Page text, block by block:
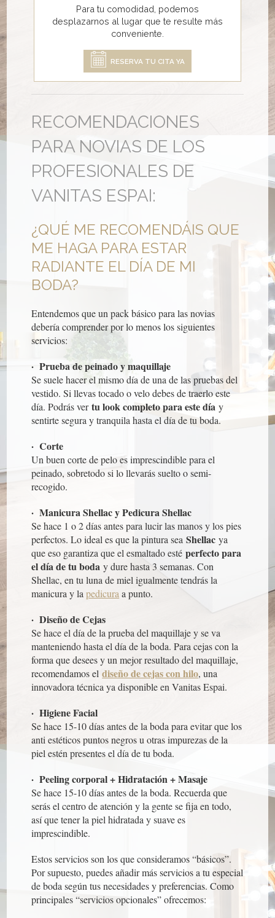
Para tu comodidad, podemos
desplazarnos al lugar que te resulte más
conveniente.
RESERVA TU CITA YA
RECOMENDACIONES
PARA NOVIAS DE LOS
PROFESIONALES DE
VANITAS ESPAI:
¿QUÉ ME RECOMENDÁIS QUE
ME HAGA PARA ESTAR
RADIANTE EL DÍA DE MI
BODA?
Entendemos que un pack básico para las novias
debería comprender por lo menos los siguientes
servicios:
· Prueba de peinado y maquillaje
Se suele hacer el mismo día de una de las pruebas del
vestido. Si llevas tocado o velo debes de traerlo este
día. Podrás vertu look completo para este día y
sentirte segura y tranquila hasta el día de tu boda.
· Corte
Un buen corte de pelo es imprescindible para el
peinado, sobretodo si lo llevarás suelto o semi-
recogido.
· Manicura Shellac y Pedicura Shellac
Se hace 1 o 2 días antes para lucir las manos y los pies
perfectos. Lo ideal es que la pintura seaShellac ya
que eso garantiza que el esmaltado estéperfecto para
el día de tu boda y dure hasta 3 semanas. Con
Shellac, en tu luna de miel igualmente tendrás la
manicura y lapedicura a punto.
· Diseño de Cejas
Se hace el día de la prueba del maquillaje y se va
manteniendo hasta el día de la boda. Para cejas con la
forma que desees y un mejor resultado del maquillaje,
recomendamos eldiseño de cejas con hilo, una
innovadora técnica ya disponible en Vanitas Espai.
· Higiene Facial
Se hace 15-10 días antes de la boda para evitar que los
anti estéticos puntos negros u otras impurezas de la
piel estén presentes el día de tu boda.
· Peeling corporal + Hidratación + Masaje
Se hace 15-10 días antes de la boda. Recuerda que
serás el centro de atención y la gente se fija en todo,
así que tener la piel hidratada y suave es
imprescindible.
Estos servicios son los que consideramos “básicos”.
Por supuesto, puedes añadir más servicios a tu especial
de boda según tus necesidades y preferencias. Como
principales “servicios opcionales” ofrecemos: